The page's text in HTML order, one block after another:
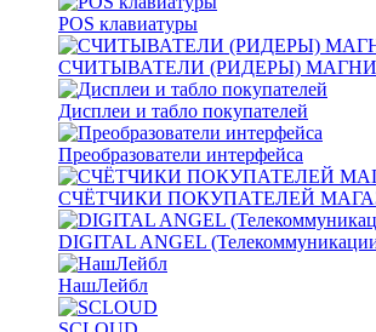
POS клавиатуры
СЧИТЫВАТЕЛИ (РИДЕРЫ)
Дисплеи и табло покупателей
Преобразователи интерфейса
СЧЁТЧИКИ ПОКУПАТЕЛЕЙ
DIGITAL ANGEL
НашЛейбл